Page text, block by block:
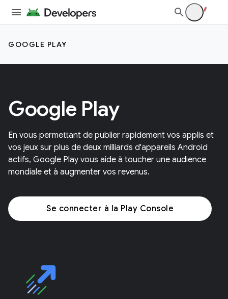
GOOGLE PLAY
Google Play
En vous permettant de publier rapidement vos applis et
vos jeux sur plus de deux milliards d'appareils Android
actifs, Google Play vous aide à toucher une audience
mondiale et à augmenter vos revenus.
Se connecter à la Play Console